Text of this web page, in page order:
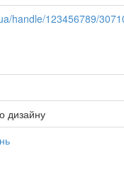
handle/123456789/
дизайну